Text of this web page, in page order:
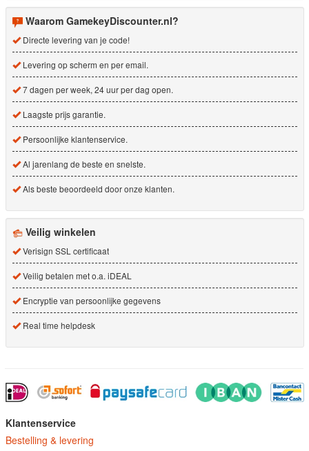
Waarom GamekeyDiscounter.nl?
Directe levering van je code!
Levering op scherm en per email.
7 dagen per week, 24 uur per dag open.
Laagste prijs garantie.
Persoonlijke klantenservice.
Al jarenlang de beste en snelste.
Als beste beoordeeld door onze klanten.
Veilig winkelen
Verisign SSL certificaat
Veilig betalen met o.a. iDEAL
Encryptie van persoonlijke gegevens
Real time helpdesk
Klantenservice
Bestelling & levering